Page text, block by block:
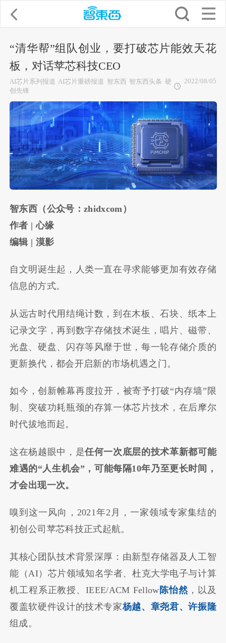
“清华帮”组队创业，要打破芯片能效天花
板，对话苹芯科技CEO
AI芯片系列报道 AI芯片重磅报道 智东西 智东西头条 硬
创先锋
2022/08/05
智东西（公众号：zhidxcom）
作者 | 心缘
编辑 | 漠影
自文明诞生起，人类一直在寻求能够更加有效存储
信息的方式。
从远古时代用结绳计数，到在木板、石块、纸本上
记录文字，再到数字存储技术诞生，唱片、磁带、
光盘、硬盘、闪存等风靡于世，每一轮存储介质的
更新换代，都会开启新的市场机遇之门。
如今，创新帷幕再度拉开，被寄予打破“内存墙”限
制、突破功耗瓶颈的存算一体芯片技术，在后摩尔
时代拔地而起。
这在杨越眼中，是任何一次底层的技术革新都可能
难遇的“人生机会” ，可能每隔10年乃至更长时间，
才会出现一次。
嗅到这一风向，2021年2月，一家领域专家集结的
初创公司苹芯科技正式起航。
其核心团队技术背景深厚：由新型存储器及人工智
能（AI）芯片领域知名学者、杜克大学电子与计算
机工程系正教授、IEEE/ACM Fellow 陈怡然，以及
覆盖软硬件设计的技术专家杨越、章尧君、许振隆
组成。